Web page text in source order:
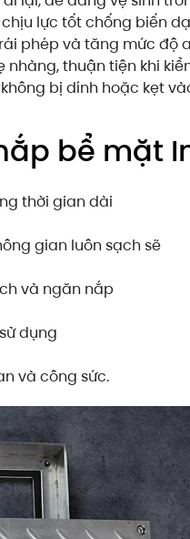
lực tốt chống biến
phép và tăng mức độ
nhàng, thuận tiện khi
bị dính hoặc kẹt
bể mặt
thời gian dài
gian luôn sạch sẽ
và ngăn nắp
dụng
và công sức.